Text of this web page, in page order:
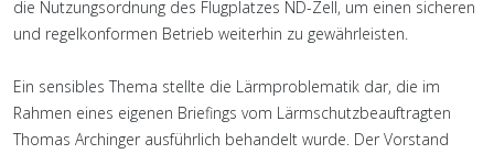
die Nutzungsordnung des Flugplatzes ND-Zell, um einen sicheren
und regelkonformen Betrieb weiterhin zu gewährleisten.
Ein sensibles Thema stellte die Lärmproblematik dar, die im
Rahmen eines eigenen Briefings vom Lärmschutzbeauftragten
Thomas Archinger ausführlich behandelt wurde. Der Vorstand